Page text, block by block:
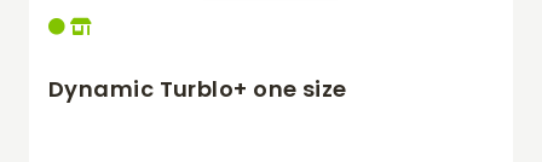
Dynamic Turblo+ one size